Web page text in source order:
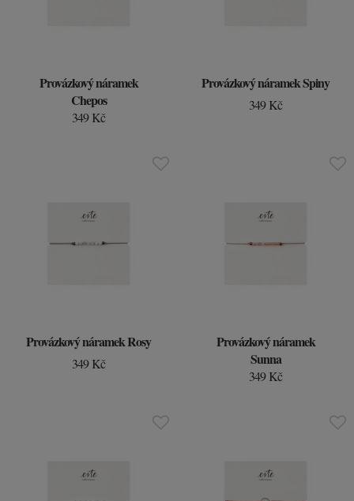
Provázkový náramek
Chepos
349 Kč
Provázkový náramek Spiny
349 Kč
Provázkový náramek Rosy
349 Kč
Provázkový náramek
Sunna
349 Kč